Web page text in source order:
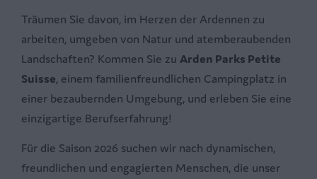
Träumen Sie davon, im Herzen der Ardennen zu
arbeiten, umgeben von Natur und atemberaubenden
Landschaften? Kommen Sie zu Arden Parks Petite
Suisse, einem familienfreundlichen Campingplatz in
einer bezaubernden Umgebung, und erleben Sie eine
einzigartige Berufserfahrung!
Für die Saison 2026 suchen wir nach dynamischen,
freundlichen und engagierten Menschen, die unser